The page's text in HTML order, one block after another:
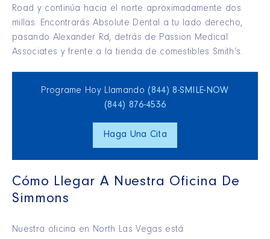
Road y continúa hacia el norte aproximadamente dos
millas. Encontrarás Absolute Dental a tu lado derecho,
pasando Alexander Rd, detrás de Passion Medical
Associates y frente a la tienda de comestibles Smith’s.
Programe Hoy Llamando(844) 8‑SMILE‑NOW
(844) 876‑4536
Haga Una Cita
Cómo Llegar A Nuestra Oficina De
Simmons
Nuestra oficina en North Las Vegas está